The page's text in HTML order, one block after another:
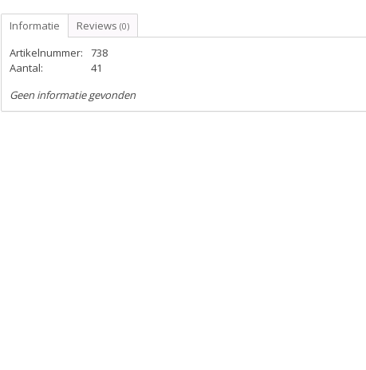
Informatie Reviews (0)
Artikelnummer:
738
Aantal:
41
Geen informatie gevonden